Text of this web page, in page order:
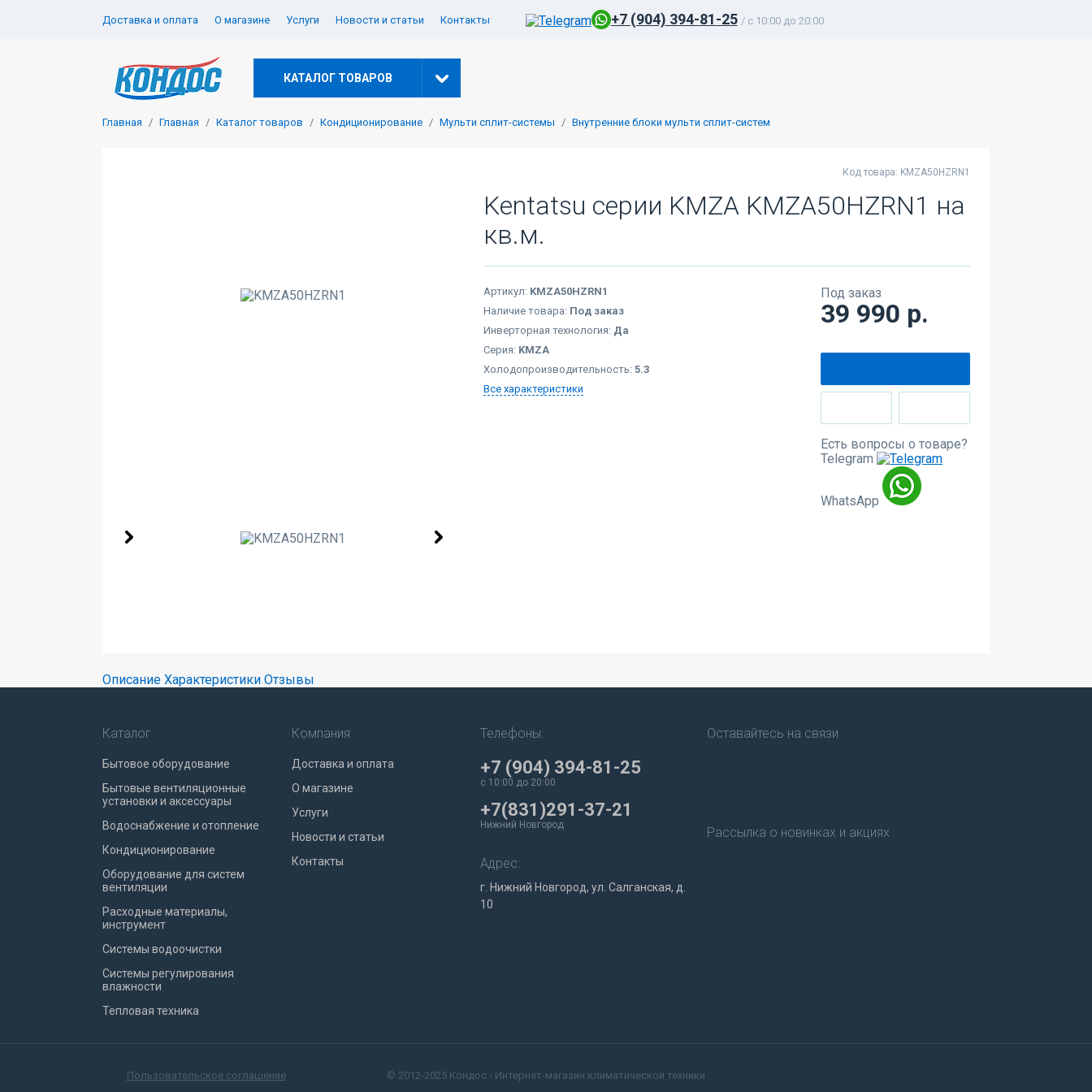
Доставка и оплата О магазине Услуги Новости и статьи Контакты +7 (904) 394-81-25 / c 10:00 до 20:00
КАТАЛОГ ТОВАРОВ
Главная Главная Каталог товаров Кондиционирование Мульти сплит-системы Внутренние блоки мульти сплит-систем
Код товара: KMZA50HZRN1
Kentatsu серии KMZA KMZA50HZRN1 на
кв.м.
Артикул: KMZA50HZRN1
Наличие товара: Под заказ
Инверторная технология: Да
Серия: KMZA
Холодопроизводительность: 5.3
Все характеристики
Под заказ
39 990 р.
Есть вопросы о товаре?
Telegram
WhatsApp
Описание Характеристики Отзывы
Каталог
Бытовое оборудование
Бытовые вентиляционные
установки и аксессуары
Водоснабжение и отопление
Кондиционирование
Оборудование для систем
вентиляции
Расходные материалы,
инструмент
Системы водоочистки
Системы регулирования
влажности
Тепловая техника
Компания
Доставка и оплата
О магазине
Услуги
Новости и статьи
Контакты
Телефоны:
+7 (904) 394-81-25
c 10:00 до 20:00
+7(831)291-37-21
Нижний Новгород
Адрес:
г. Нижний Новгород, ул. Салганская, д.
10
Оставайтесь на связи
Рассылка о новинках и акциях
Пользовательское соглашение © 2012-2025 Кондос - Интернет-магазин климатической техники